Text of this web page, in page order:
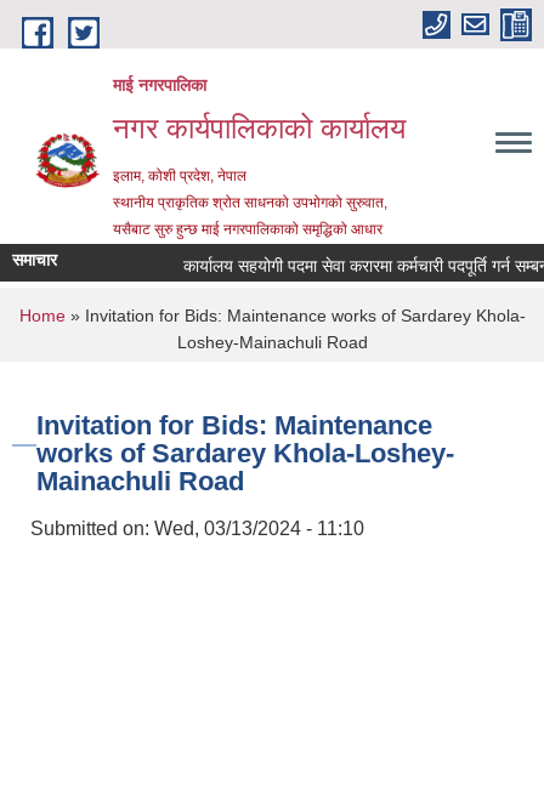
Skip to main content
माई नगरपालिका
नगर कार्यपालिकाको कार्यालय
इलाम, कोशी प्रदेश, नेपाल
स्थानीय प्राकृतिक श्रोत साधनको उपभोगको सुरुवात,
यसैबाट सुरु हुन्छ माई नगरपालिकाको समृद्धिको आधार
समाचार कार्यालय सहयोगी पदमा सेवा करारमा कर्मचारी पदपूर्ति गर्न
You are here
Home» Invitation for Bids: Maintenance works of Sardarey Khola-
Loshey-Mainachuli Road
Invitation for Bids: Maintenance
works of Sardarey Khola-Loshey-
Mainachuli Road
Submitted on: Wed, 03/13/2024 - 11:10